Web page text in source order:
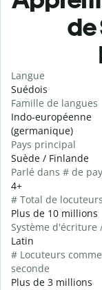
de
Langue
Suédois
Famille de langues
Indo-européenne
(germanique)
Pays principal
Suède / Finlande
Parlé dans # de
4+
# Total de locuteurs
Plus de 10 millions
Système d'écriture
Latin
# Locuteurs
seconde
Plus de 3 millions